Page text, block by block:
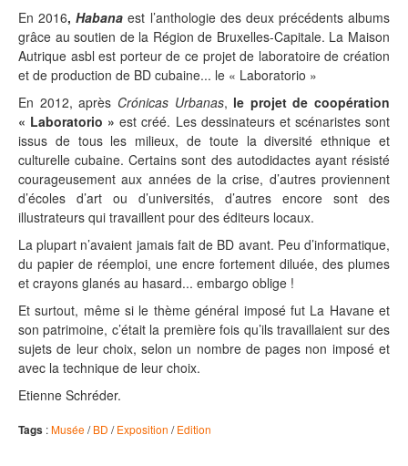
En 2016,Habana est l’anthologie des deux précédents albums
grâce au soutien de la Région de Bruxelles-Capitale. La Maison
Autrique asbl est porteur de ce projet de laboratoire de création
et de production de BD cubaine... le « Laboratorio »
En 2012, après Crónicas Urbanas, le projet de coopération
« Laboratorio » est créé. Les dessinateurs et scénaristes sont
issus de tous les milieux, de toute la diversité ethnique et
culturelle cubaine. Certains sont des autodidactes ayant résisté
courageusement aux années de la crise, d’autres proviennent
d’écoles d’art ou d’universités, d’autres encore sont des
illustrateurs qui travaillent pour des éditeurs locaux.
La plupart n’avaient jamais fait de BD avant. Peu d’informatique,
du papier de réemploi, une encre fortement diluée, des plumes
et crayons glanés au hasard... embargo oblige !
Et surtout, même si le thème général imposé fut La Havane et
son patrimoine, c’était la première fois qu’ils travaillaient sur des
sujets de leur choix, selon un nombre de pages non imposé et
avec la technique de leur choix.
Etienne Schréder.
Tags :Musée/BD /Exposition /Edition